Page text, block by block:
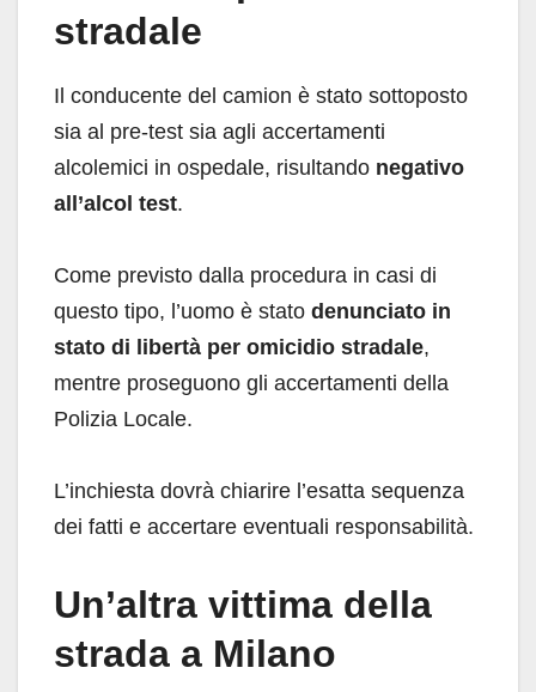
stradale
Il conducente del camion è stato sottoposto
sia al pre-test sia agli accertamenti
alcolemici in ospedale, risultando negativo
all’alcol test.
Come previsto dalla procedura in casi di
questo tipo, l’uomo è stato denunciato in
stato di libertà per omicidio stradale,
mentre proseguono gli accertamenti della
Polizia Locale.
L’inchiesta dovrà chiarire l’esatta sequenza
dei fatti e accertare eventuali responsabilità.
Un’altra vittima della
strada a Milano